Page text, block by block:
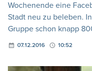
Wochenende eine
Stadt neu zu beleben.
Gruppe schon knapp
07.12.2016 10:52